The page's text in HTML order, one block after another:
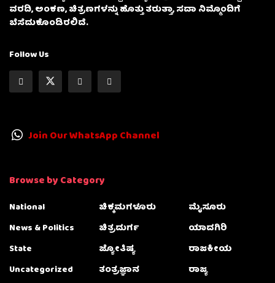
ವರದಿ, ಅಂಕಣ, ಚಿತ್ರಣಗಳನ್ನು ಹೊತ್ತು ತರುತ್ತಾ, ಸದಾ ನಿಮ್ಮೊಂದಿಗೆ
ಬೆಸೆದುಕೊಂಡಿರಲಿದೆ.
Follow Us
Join Our WhatsApp Channel
Browse by Category
National
News & Politics
State
Uncategorized
ಚಿಕ್ಕಮಗಳೂರು
ಚಿತ್ರದುರ್ಗ
ಜ್ಯೋತಿಷ್ಯ
ತಂತ್ರಜ್ಞಾನ
ಮೈಸೂರು
ಯಾದಗಿರಿ
ರಾಜಕೀಯ
ರಾಜ್ಯ